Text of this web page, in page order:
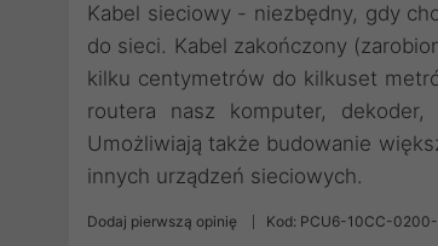
Kabel sieciowy - niezbędny, gdy
do sieci. Kabel zakończony
kilku centymetrów do kilkuset
routera nasz komputer,
Umożliwiają także budowanie
innych urządzeń sieciowych.
Dodaj pierwszą opinię Kod: PCU6-10CC-0200-